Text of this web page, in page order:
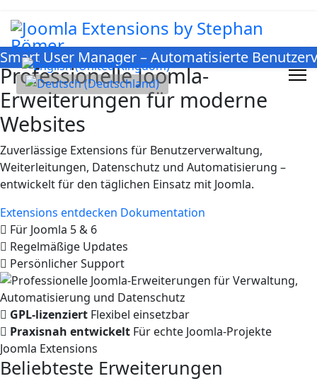
Sprache auswählen
Smart User Manager – Automatisierte
Joomla Extensions
Professionelle Joomla-
Erweiterungen für moderne
Websites
Zuverlässige Extensions für Benutzerverwaltung,
Weiterleitungen, Datenschutz und Automatisierung –
entwickelt für den täglichen Einsatz mit Joomla.
Extensions entdecken Dokumentation
Für Joomla 5 & 6
Regelmäßige Updates
Persönlicher Support
GPL-lizenziert Flexibel einsetzbar
Praxisnah entwickelt Für echte Joomla-Projekte
Joomla Extensions
Beliebteste Erweiterungen